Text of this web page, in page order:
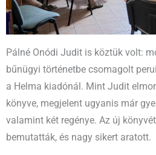
Pálné Onódi Judit is köztük volt:
bűnügyi történetbe csomagolt
a Helma kiadónál. Mint Judit
könyve, megjelent ugyanis már
valamint két regénye. Az új
bemutatták, és nagy sikert aratott.